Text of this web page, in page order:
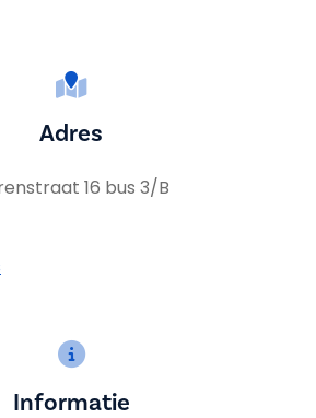
Adres
16 bus 3/B
Informatie